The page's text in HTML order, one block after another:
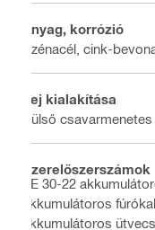
Anyag, korrózió
Szénacél, cink-
Fej kialakítása
Külső csavarmenetes
Szerelőszerszámok
TE 30-22
akkumulátoros
akkumulátoros